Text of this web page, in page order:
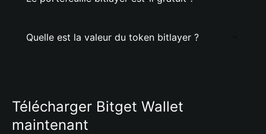
Quelle est la valeur du token bitlayer ?
Télécharger Bitget Wallet
maintenant